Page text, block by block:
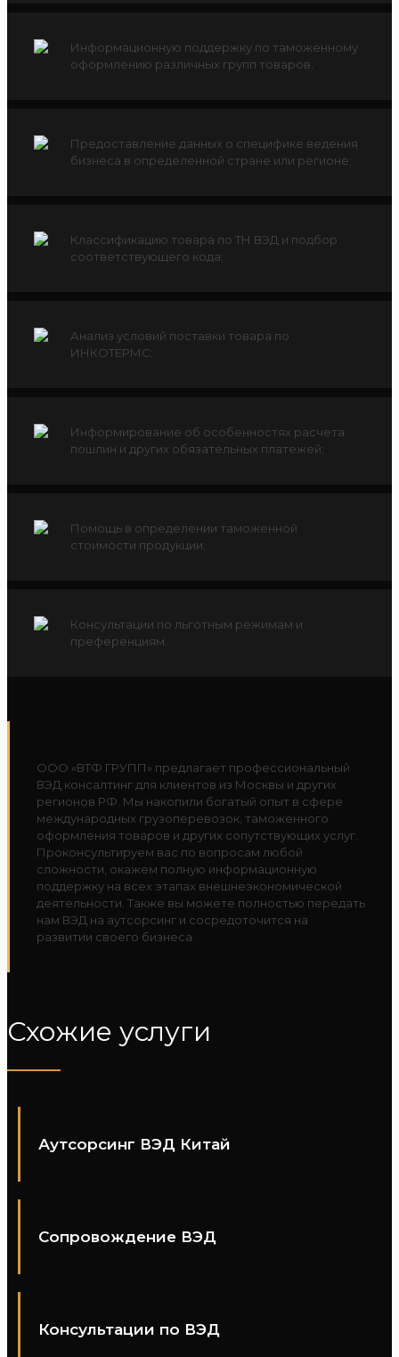
Информационную поддержку по таможенному
оформлению различных групп товаров;
Предоставление данных о специфике ведения
бизнеса в определенной стране или регионе;
Классификацию товара по ТН ВЭД и подбор
соответствующего кода;
Анализ условий поставки товара по
ИНКОТЕРМС;
Информирование об особенностях расчета
пошлин и других обязательных платежей;
Помощь в определении таможенной
стоимости продукции;
Консультации по льготным режимам и
преференциям.
ООО «ВТФ ГРУПП» предлагает профессиональный
ВЭД консалтинг для клиентов из Москвы и других
регионов РФ. Мы накопили богатый опыт в сфере
международных грузоперевозок, таможенного
оформления товаров и других сопутствующих услуг.
Проконсультируем вас по вопросам любой
сложности, окажем полную информационную
поддержку на всех этапах внешнеэкономической
деятельности. Также вы можете полностью передать
нам ВЭД на аутсорсинг и сосредоточится на
развитии своего бизнеса.
Схожие услуги
Аутсорсинг ВЭД Китай
Сопровождение ВЭД
Консультации по ВЭД